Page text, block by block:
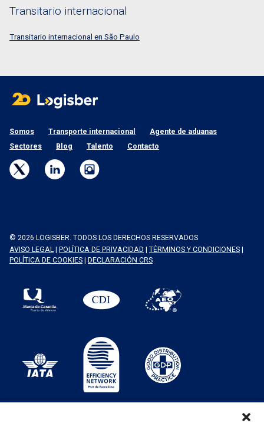
Transitario internacional
Transitario internacional en São Paulo
Somos Transporte internacional
Agente de aduanas
Sectores
Blog Talento Contacto
© 2026 LOGISBER. TODOS LOS DERECHOS RESERVADOS
AVISO LEGAL | POLÍTICA DE PRIVACIDAD | TÉRMINOS Y CONDICIONES |
POLÍTICA DE COOKIES | DECLARACIÓN CRS